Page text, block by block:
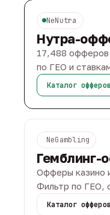
NeNutra
Нутра-
17,488 офферов
по ГЕО и
Каталог офферов
NeGambling
Гемблинг-
Офферы казино
Фильтр по ГЕО,
Каталог офферов